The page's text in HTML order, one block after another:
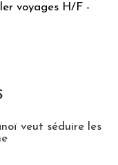
voyages H/F -
veut séduire les